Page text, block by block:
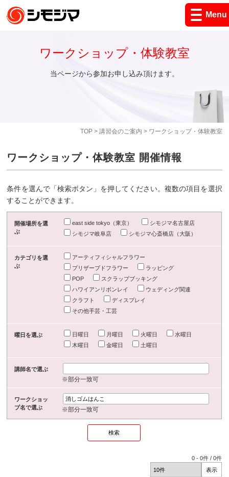
Menu
TOP> 講習会のご案内 > ワークショップ・体験教室
ワークショップ・体験教室
当ページから参加お申し込み頂けます。
ワークショップ・体験教室 開催情報
条件を選んで「検索ボタン」を押してください。複数の項目を選択
することができます。
開催場所を選
ぶ
east side tokyo（東京）
シモジマ名古屋店
シモジマ岐阜店
シモジマ心斎橋店（大阪）
カテゴリを選
ぶ
アーティフィシャルフラワー
プリザーブドフラワー
ラッピング
POP
スクラップブッキング
ハワイアンリボンレイ
ウェディング関連
クラフト
ディスプレイ
その他手芸・工芸
曜日を選ぶ 日曜日 月曜日 火曜日
水曜日
木曜日
金曜日 土曜日
講師名で選ぶ
※部分一致可
ワークショッ
プ名で選ぶ
※部分一致可
0 -0件 /0件